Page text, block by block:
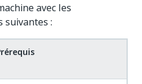
avec les
suivantes :